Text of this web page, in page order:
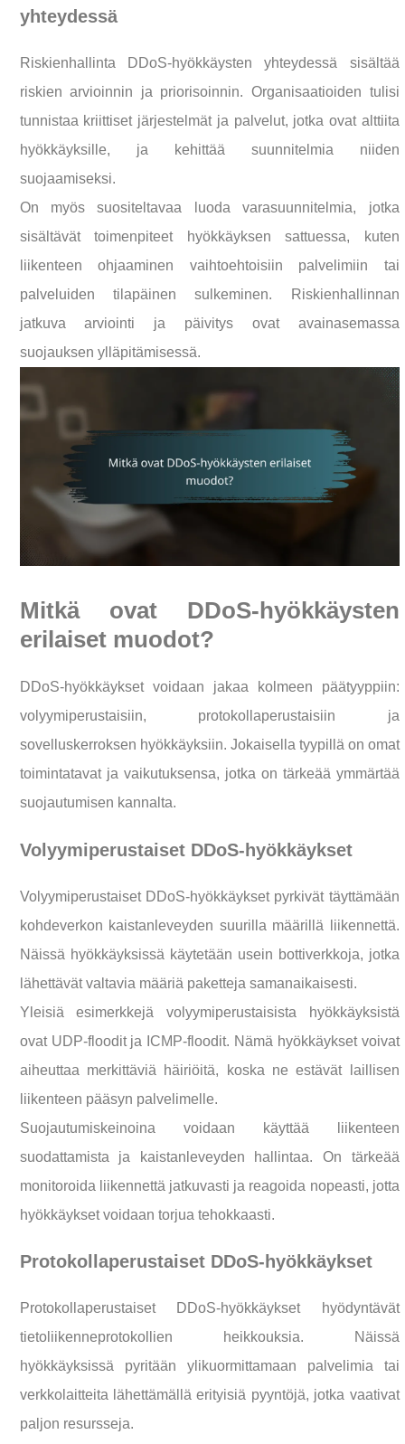
yhteydessä
Riskienhallinta DDoS-hyökkäysten yhteydessä sisältää
riskien arvioinnin ja priorisoinnin. Organisaatioiden tulisi
tunnistaa kriittiset järjestelmät ja palvelut, jotka ovat alttiita
hyökkäyksille, ja kehittää suunnitelmia niiden
suojaamiseksi.
On myös suositeltavaa luoda varasuunnitelmia, jotka
sisältävät toimenpiteet hyökkäyksen sattuessa, kuten
liikenteen ohjaaminen vaihtoehtoisiin palvelimiin tai
palveluiden tilapäinen sulkeminen. Riskienhallinnan
jatkuva arviointi ja päivitys ovat avainasemassa
suojauksen ylläpitämisessä.
Mitkä ovat DDoS-hyökkäysten
erilaiset muodot?
DDoS-hyökkäykset voidaan jakaa kolmeen päätyyppiin:
volyymiperustaisiin, protokollaperustaisiin ja
sovelluskerroksen hyökkäyksiin. Jokaisella tyypillä on omat
toimintatavat ja vaikutuksensa, jotka on tärkeää ymmärtää
suojautumisen kannalta.
Volyymiperustaiset DDoS-hyökkäykset
Volyymiperustaiset DDoS-hyökkäykset pyrkivät täyttämään
kohdeverkon kaistanleveyden suurilla määrillä liikennettä.
Näissä hyökkäyksissä käytetään usein bottiverkkoja, jotka
lähettävät valtavia määriä paketteja samanaikaisesti.
Yleisiä esimerkkejä volyymiperustaisista hyökkäyksistä
ovat UDP-floodit ja ICMP-floodit. Nämä hyökkäykset voivat
aiheuttaa merkittäviä häiriöitä, koska ne estävät laillisen
liikenteen pääsyn palvelimelle.
Suojautumiskeinoina voidaan käyttää liikenteen
suodattamista ja kaistanleveyden hallintaa. On tärkeää
monitoroida liikennettä jatkuvasti ja reagoida nopeasti, jotta
hyökkäykset voidaan torjua tehokkaasti.
Protokollaperustaiset DDoS-hyökkäykset
Protokollaperustaiset DDoS-hyökkäykset hyödyntävät
tietoliikenneprotokollien heikkouksia. Näissä
hyökkäyksissä pyritään ylikuormittamaan palvelimia tai
verkkolaitteita lähettämällä erityisiä pyyntöjä, jotka vaativat
paljon resursseja.